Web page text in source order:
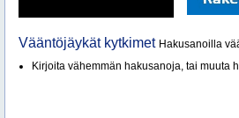
Vääntöjäykät kytkimet Hakusanoilla
Kirjoita vähemmän hakusanoja, tai muuta